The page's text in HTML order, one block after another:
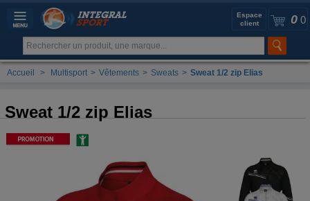
0 0
Espace
client
Accueil > Multisport > Vêtements > Sweats > Sweat 1/2 zip Elias
Sweat 1/2 zip Elias